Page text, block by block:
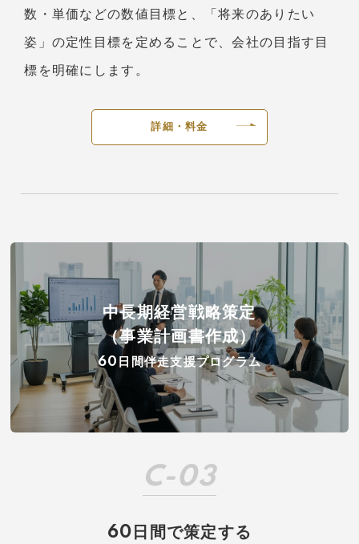
数・単価などの数値目標と、「将来のありたい
姿」の定性目標を定めることで、会社の目指す目
標を明確にします。
詳細・料金
中長期経営戦略策定
（事業計画書作成）
60日間伴走支援プログラム
C-03
60日間で策定する